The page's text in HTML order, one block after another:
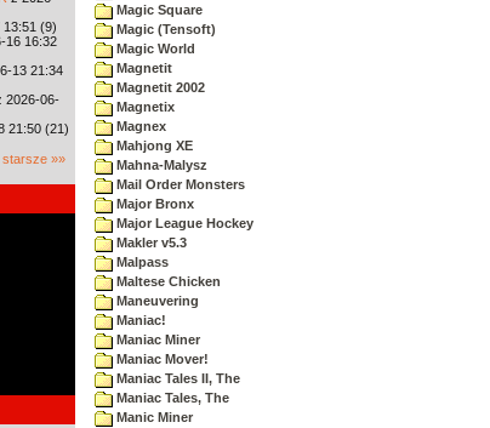
(9)
16 16:32
13 21:34
2026-06-
21:50 (21)
starsze »»
Magic Square
Magic (Tensoft)
Magic World
Magnetit
Magnetit 2002
Magnetix
Magnex
Mahjong XE
Mahna-Malysz
Mail Order Monsters
Major Bronx
Major League Hockey
Makler v5.3
Malpass
Maltese Chicken
Maneuvering
Maniac!
Maniac Miner
Maniac Mover!
Maniac Tales II, The
Maniac Tales, The
Manic Miner